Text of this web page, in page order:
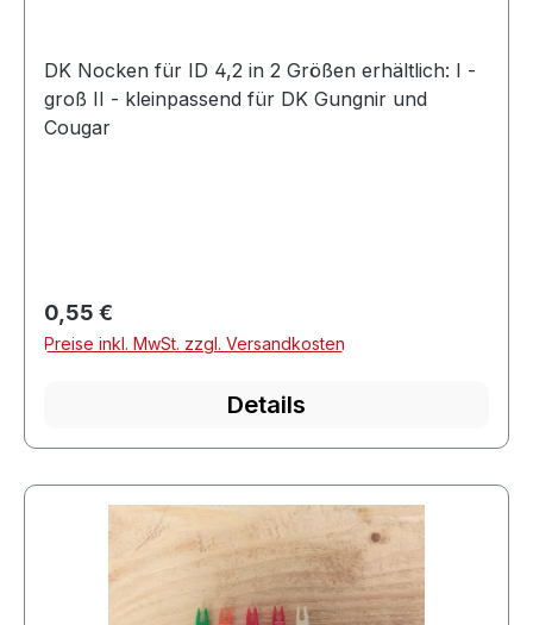
DK Nocken für ID 4,2 in 2 Größen erhältlich: I -
groß II - kleinpassend für DK Gungnir und
Cougar
Regulärer Preis:
0,55 €
Preise inkl. MwSt. zzgl. Versandkosten
Details